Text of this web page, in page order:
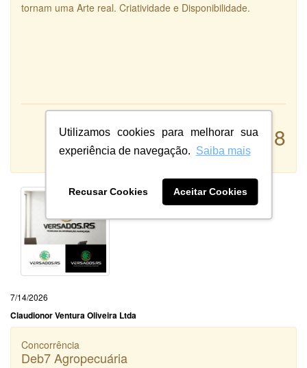
Utilizamos cookies para melhorar sua
experiência de navegação. Saiba mais
Recusar Cookies Aceitar Cookies
tornam uma Arte real. Criatividade e Disponibilidade.
8
Atendimento:
Qualidade:
Sistema:
7/14/2026
Claudionor Ventura Oliveira Ltda
Concorrência
Deb7 Agropecuária